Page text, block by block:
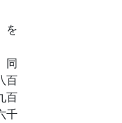
を
同
百
百
千